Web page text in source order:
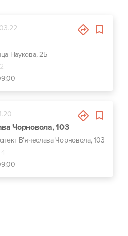
Наукова, 2Б
Чорновола, 103
В'ячеслава Чорновола, 103